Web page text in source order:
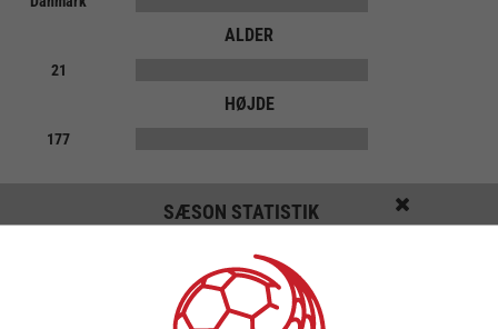
ALDER
21
HØJDE
177
SÆSON STATISTIK
MÅL